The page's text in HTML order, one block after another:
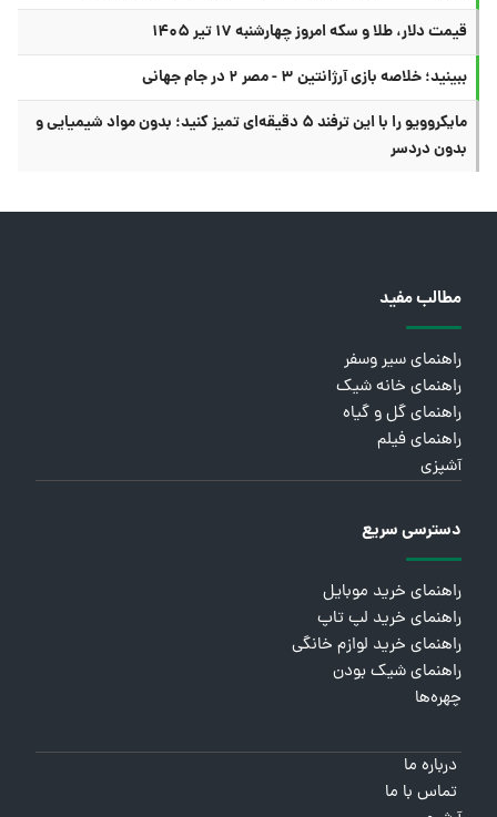
قیمت دلار، طلا و سکه امروز چهارشنبه ۱۷ تیر ۱۴۰۵
ببینید؛ خلاصه بازی آرژانتین ۳ - مصر ۲ در جام جهانی
مایکروویو را با این ترفند ۵ دقیقه‌ای تمیز کنید؛ بدون مواد شیمیایی و
بدون دردسر
مطالب مفید
راهنمای سیر وسفر
راهنمای خانه شیک
راهنمای گل و گیاه
راهنمای فیلم
آشپزی
دسترسی سریع
راهنمای خرید موبایل
راهنمای خرید لپ تاپ
راهنمای خرید لوازم خانگی
راهنمای شیک بودن
چهره‌ها
درباره ما
تماس با ما